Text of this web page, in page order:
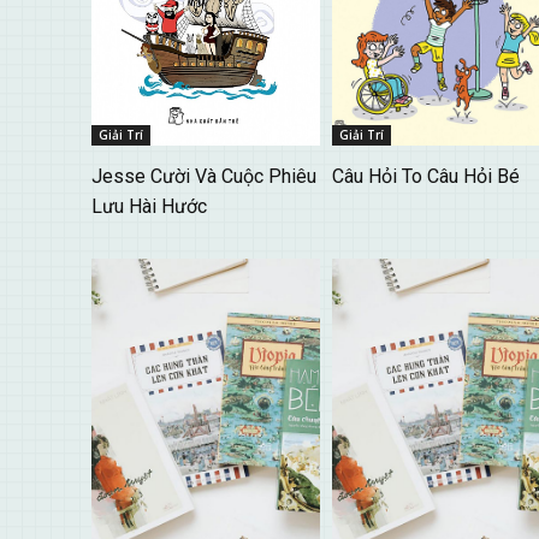
Giải Trí
Jesse Cười Và Cuộc Phiêu
Lưu Hài Hước
Giải Trí
Câu Hỏi To Câu Hỏi Bé